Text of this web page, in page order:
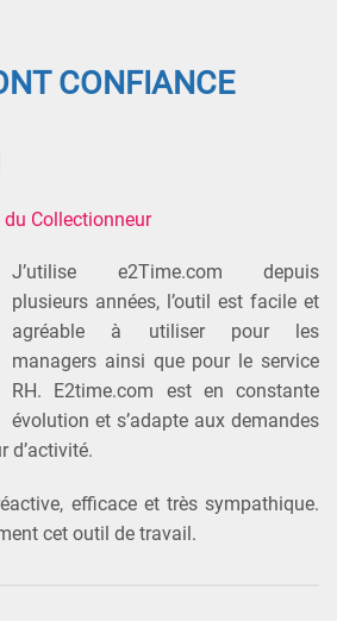
CONFIANCE
Collectionneur
J’utilise e2Time.com depuis
plusieurs années, l’outil est facile et
agréable à utiliser pour les
managers ainsi que pour le service
RH. E2time.com est en constante
évolution et s’adapte aux demandes
d’activité.
efficace et très sympathique.
cet outil de travail.